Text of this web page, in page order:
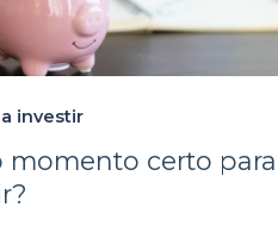
investir
momento certo para